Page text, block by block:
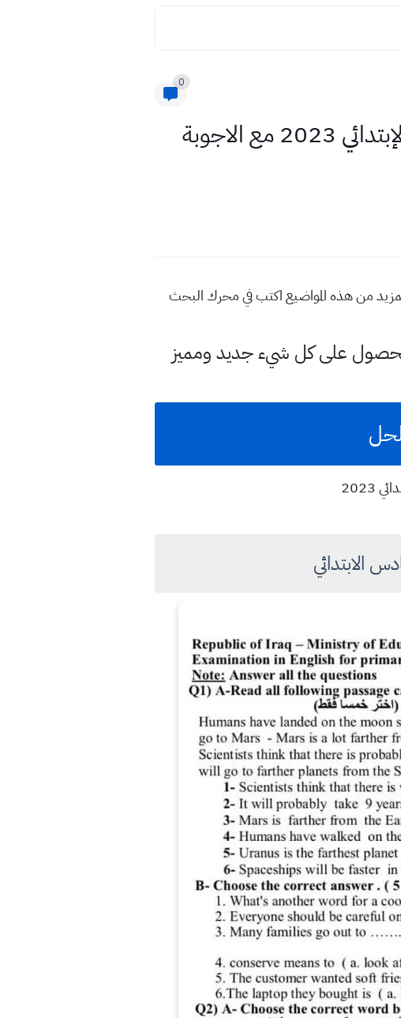
0
أسئلة إمتحان تجريبي لمادة اللغة الإنكليزية للصف السادس الإبتدائي 2023 مع الاجوبة
السادس الإبتدائي 2023 مع الاجوبة النموذجية للمزيد من هذه المواضيع اكتب في محرك البحث
على كل شيء جديد ومميز
الابتدائي